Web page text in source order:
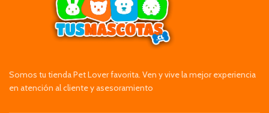
Somos tu tienda Pet Lover favorita. Ven y vive la mejor experiencia
en atención al cliente y asesoramiento